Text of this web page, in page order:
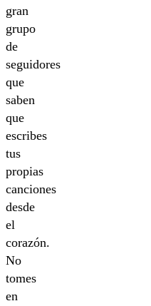
gran
grupo
de
seguidores
que
saben
que
escribes
tus
propias
canciones
desde
el
corazón.
No
tomes
en